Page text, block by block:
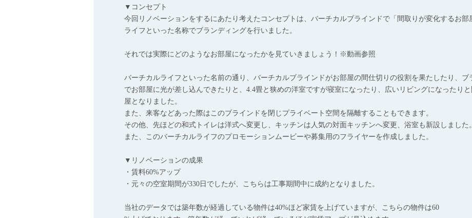
▼コンセプト
今回リノベーションをするにあたり考えたコンセプトは、バーチカルブラインドで「間取りが変化するお
ライフといった名称でブランディングを行いました。
それでは実際にどのようなお部屋になったかを見ていきましょう！※動画参照
バーチカルライフといった名前の通り、バーチカルブラインドがお部屋の間仕切りの役割を果たしたり、ブ
でお部屋に光が差し込んできたりと、4.4畳と狭めの洋室ですが寝室になったり、広いリビングになったり
屋となりました。
また、来客などあった際はこのブラインドを閉じプライベート空間を隔離することもできます。
その他、先ほどの和式トイレは洋式へ変更し、キッチンは人気の対面キッチンへ変更、浴室も新設しました。
また、このバーチカルライフのプロモーションムービーや募集用のフライヤーを作成しました。
▼リノベーションの成果
・賃料60%アップ
・元々の空室期間が330日でしたが、こちらは工事期間中に成約となりました。
当社のデータでは築年数が経過している物件は40%ほど家賃を上げていますが、こちらの物件は60